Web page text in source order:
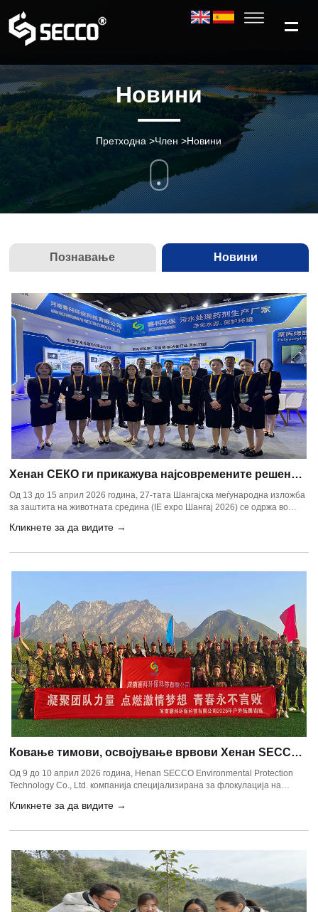
Новини
Претходна >Член >Новини
Познавање Новини
Хенан СЕКО ги прикажува најсовремените решенија
за пречистување на водата на 27-тата Шангајска
меѓународна изложба за заштита на животната
средина
Од 13 до 15 април 2026 година, 27-тата Шангајска меѓународна изложба
за заштита на животната средина (IE expo Шангај 2026) се одржа во
највлијателните професионални настани за заштита на животната
глобалните можности, истражување на новите возачи", се одржа во
Кликнете за да видите →
Ковање тимови, освојување врвови Хенан SECCO
заштита на животната средина технологија Co., Ltd.
успешно одржува 2026 пролетна обука на отворено
Од 9 до 10 април 2026 година, Henan SECCO Environmental Protection
Technology Co., Ltd. компанија специјализирана за флокулација на
полиакриламид, полиалуминиум хлорид и полиферичен сулфат
град Сонгхуанг во Денгфенг
Кликнете за да видите →